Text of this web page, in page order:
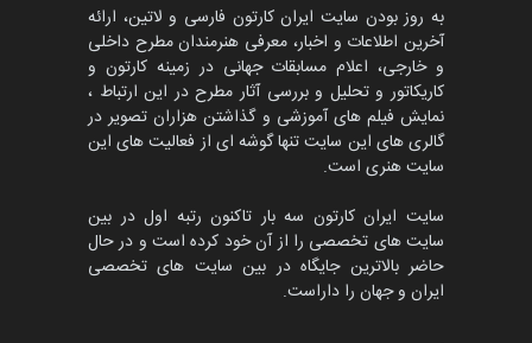
به روز بودن سایت ایران کارتون فارسی و لاتین، ارائه
آخرین اطلاعات و اخبار، معرفی هنرمندان مطرح داخلی
و خارجی، اعلام مسابقات جهانی در زمینه کارتون و
کاریکاتور و تحلیل و بررسی آثار مطرح در این ارتباط ،
نمایش فیلم های آموزشی و گذاشتن هزاران تصویر در
گالری های این سایت تنها گوشه ای از فعالیت های این
سایت هنری است.
سایت ایران کارتون سه بار تاکنون رتبه اول در بین
سایت های تخصصی را از آن خود کرده است و در حال
حاضر بالاترین جایگاه در بین سایت های تخصصی
ایران و جهان را داراست.